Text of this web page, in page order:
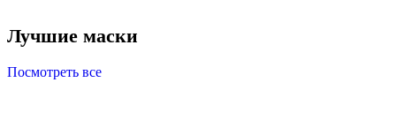
Лучшие маски
Посмотреть все